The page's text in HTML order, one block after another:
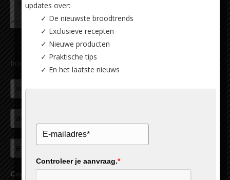
Inschrijven nieuwsbrief
Controleer je aanvraag.
updates over:
✓ De nieuwste broodtrends
✓ Exclusieve recepten
✓ Nieuwe producten
✓ Praktische tips
✓ En het laatste nieuws
Controleer je aanvraag.*